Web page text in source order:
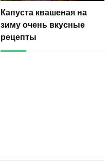
Капуста квашеная на
зиму очень вкусные
рецепты